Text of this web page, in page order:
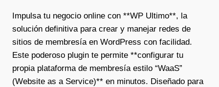
Impulsa tu negocio online con **WP Ultimo**, la
solución definitiva para crear y manejar redes de
sitios de membresía en WordPress con facilidad.
Este poderoso plugin te permite **configurar tu
propia plataforma de membresía estilo “WaaS”
(Website as a Service)** en minutos. Diseñado para